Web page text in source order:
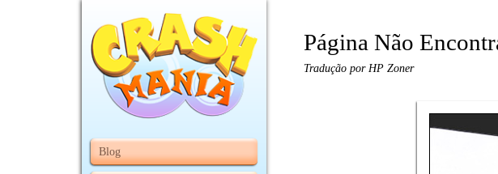
Blog
Página Não
Tradução por HP Zoner